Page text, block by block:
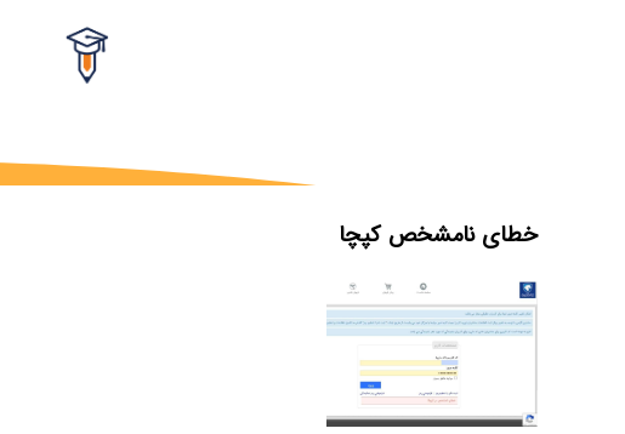
خطای نامشخص کپچا